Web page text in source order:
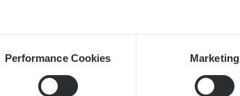
Performance Cookies Marketing